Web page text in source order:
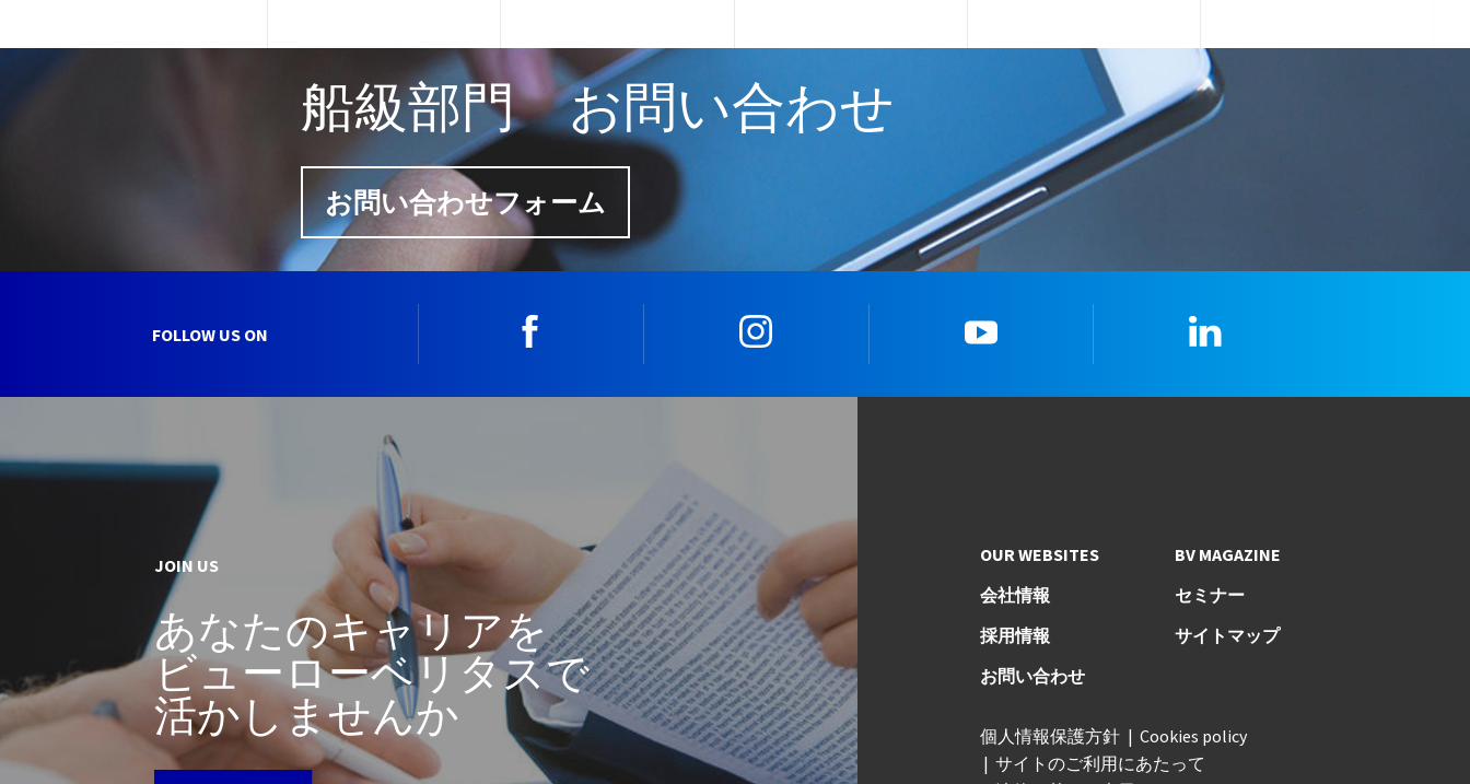
船級部門 お問い合わせ
お問い合わせフォーム
FOLLOW US ON
JOIN US
あなたのキャリアを
ビューローベリタスで
活かしませんか
OUR WEBSITES
会社情報
採用情報
お問い合わせ
BV MAGAZINE
セミナー
サイトマップ
個人情報保護方針
Cookies policy
サイトのご利用にあたって